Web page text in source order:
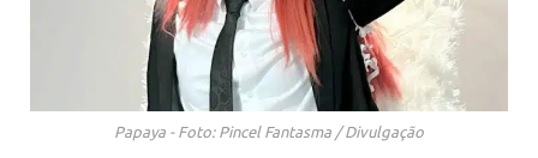
Papaya - Foto: Pincel Fantasma / Divulgação